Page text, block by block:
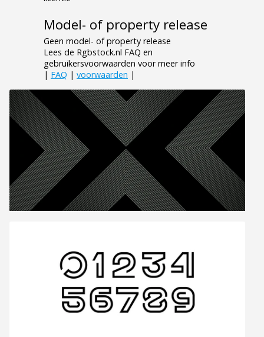
Model- of property release
Geen model- of property release
Lees de Rgbstock.nl FAQ en
gebruikersvoorwaarden voor meer info
| FAQ | voorwaarden |